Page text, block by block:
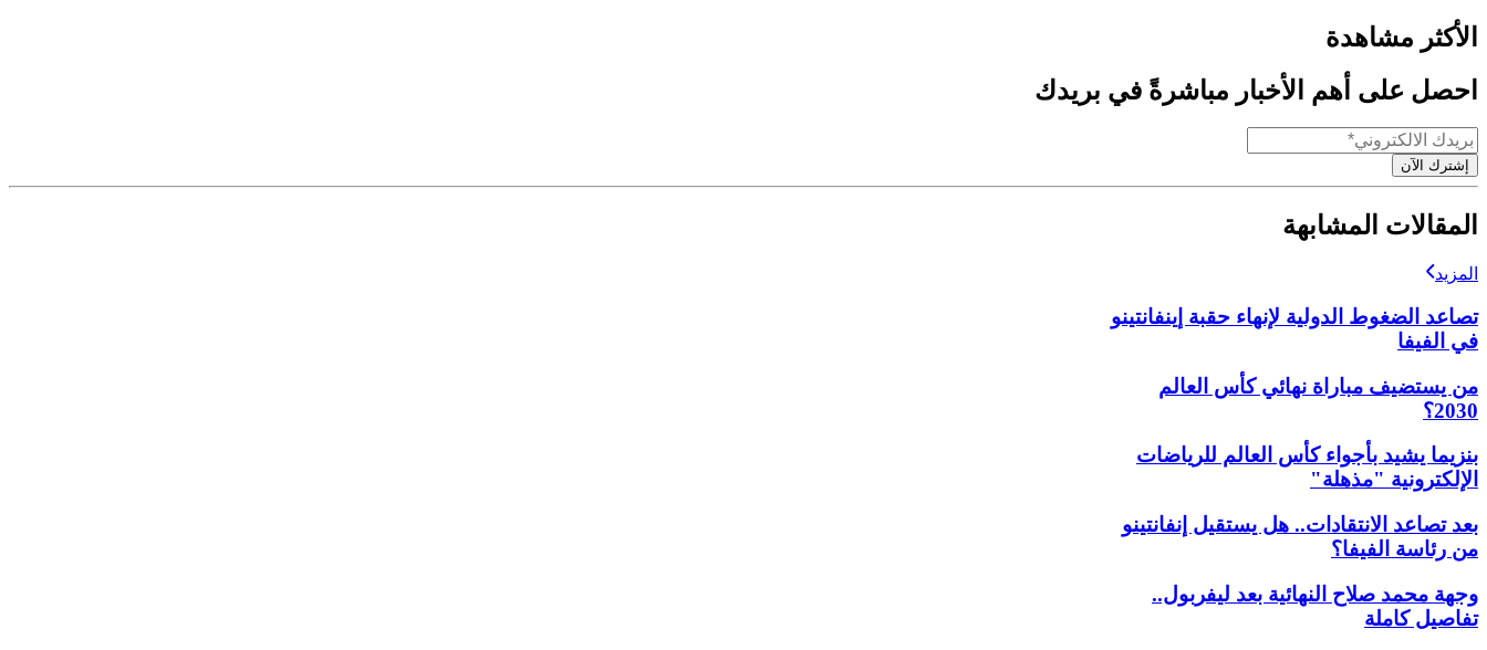
الأكثر مشاهدة
احصل على أهم الأخبار مباشرةً في بريدك
إشترك الآن
المقالات المشابهة
المزيد
تصاعد الضغوط الدولية لإنهاء حقبة إينفانتينو
في الفيفا
من يستضيف مباراة نهائي كأس العالم
2030؟
بنزيما يشيد بأجواء كأس العالم للرياضات
الإلكترونية "مذهلة"
بعد تصاعد الانتقادات.. هل يستقيل إنفانتينو
من رئاسة الفيفا؟
وجهة محمد صلاح النهائية بعد ليفربول..
تفاصيل كاملة